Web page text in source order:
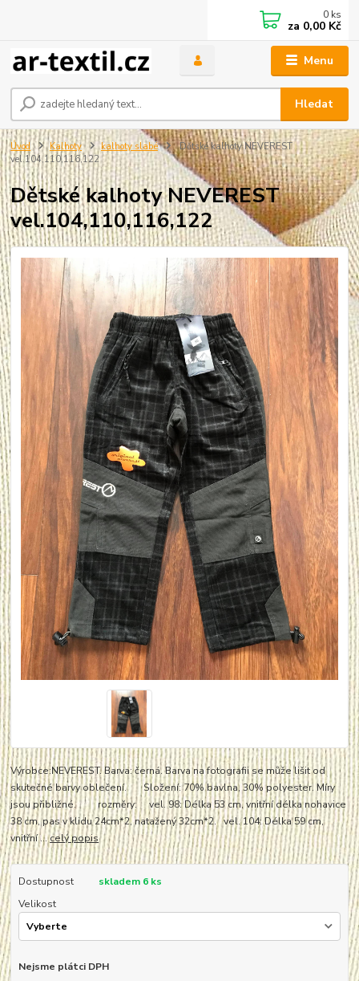
Menu
Hledat
0 ks
za 0,00 Kč
Úvod Kalhoty kalhoty slabé
Dětské kalhoty NEVEREST
vel.104,110,116,122
Dětské kalhoty NEVEREST
vel.104,110,116,122
Výrobce:NEVEREST. Barva: černá. Barva na fotografii se může lišit od
skutečné barvy oblečení. Složení: 70% bavlna, 30% polyester. Míry
jsou přibližné. rozměry: vel. 98: Délka 53 cm, vnitřní délka nohavice
38 cm, pas v klidu 24cm*2, natažený 32cm*2. vel. 104: Délka 59 cm,
vnitřní ...celý popis
Dostupnost
skladem 6 ks
Velikost
Nejsme plátci DPH